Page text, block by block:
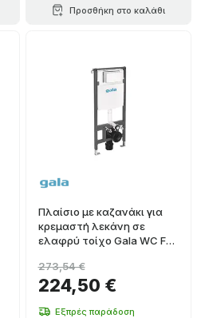
Προσθήκη στο καλάθι
Πλαίσιο με καζανάκι για
κρεμαστή λεκάνη σε
ελαφρύ τοίχο Gala WC Full
224,50 €
273,54 €
Εξπρές παράδοση